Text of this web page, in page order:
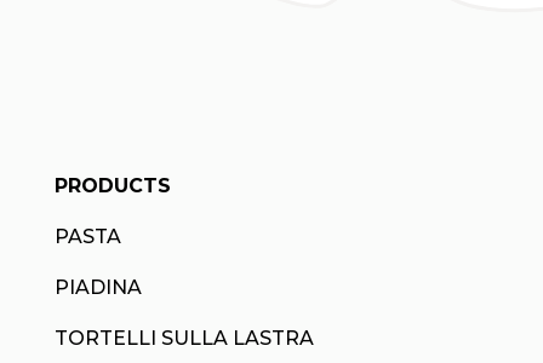
PRODUCTS
PASTA
PIADINA
TORTELLI SULLA LASTRA